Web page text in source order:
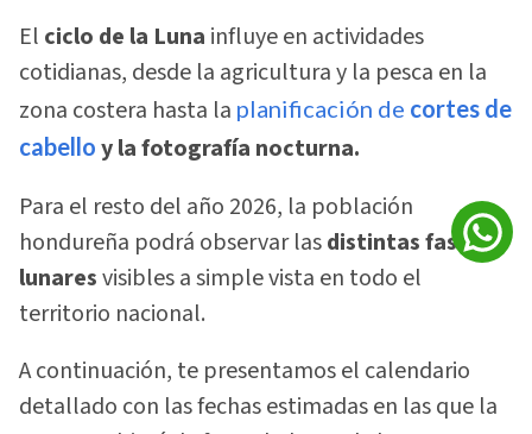
El ciclo de la Luna influye en actividades
cotidianas, desde la agricultura y la pesca en la
zona costera hasta la planificación de cortes de
cabello y la fotografía nocturna.
Para el resto del año 2026, la población
hondureña podrá observar lasdistintas fases
lunaresvisibles a simple vista en todo el
territorio nacional.
A continuación, te presentamos el calendario
detallado con las fechas estimadas en las que la